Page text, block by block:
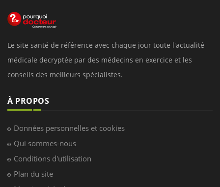
Le site santé de référence avec chaque jour toute l'actualité
médicale decryptée par des médecins en exercice et les
conseils des meilleurs spécialistes.
À PROPOS
Données personnelles et cookies
Qui sommes-nous
Conditions d'utilisation
Plan du site